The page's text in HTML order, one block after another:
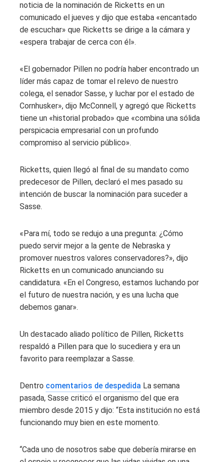
noticia de la nominación de Ricketts en un
comunicado el jueves y dijo que estaba «encantado
de escuchar» que Ricketts se dirige a la cámara y
«espera trabajar de cerca con él».
«El gobernador Pillen no podría haber encontrado un
líder más capaz de tomar el relevo de nuestro
colega, el senador Sasse, y luchar por el estado de
Cornhusker», dijo McConnell, y agregó que Ricketts
tiene un «historial probado» que «combina una sólida
perspicacia empresarial con un profundo
compromiso al servicio público».
Ricketts, quien llegó al final de su mandato como
predecesor de Pillen, declaró el mes pasado su
intención de buscar la nominación para suceder a
Sasse.
«Para mí, todo se redujo a una pregunta: ¿Cómo
puedo servir mejor a la gente de Nebraska y
promover nuestros valores conservadores?», dijo
Ricketts en un comunicado anunciando su
candidatura. «En el Congreso, estamos luchando por
el futuro de nuestra nación, y es una lucha que
debemos ganar».
Un destacado aliado político de Pillen, Ricketts
respaldó a Pillen para que lo sucediera y era un
favorito para reemplazar a Sasse.
Dentro comentarios de despedida La semana
pasada, Sasse criticó el organismo del que era
miembro desde 2015 y dijo: “Esta institución no está
funcionando muy bien en este momento.
“Cada uno de nosotros sabe que debería mirarse en